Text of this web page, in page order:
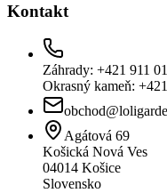
Kontakt
Záhrady: +421 911
Okrasný kameň:
Agátová 69
Košická Nová Ves
04014 Košice
Slovensko